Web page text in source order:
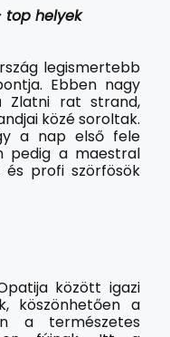
top helyek
legismertebb
Ebben nagy
Zlatni rat strand,
közé soroltak.
a nap első fele
pedig a maestral
profi szörfösök
között igazi
köszönhetően a
a természetes